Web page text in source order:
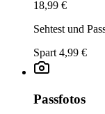
18,99 €
Sehtest und
Spart 4,99 €
Passfotos